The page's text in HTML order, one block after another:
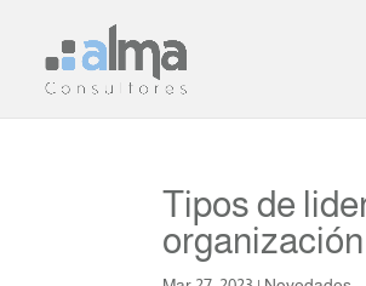
Tipos de
organización